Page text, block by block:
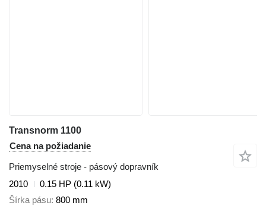
Transnorm 1100
Cena na požiadanie
Priemyselné stroje - pásový dopravník
2010
0.15 HP (0.11 kW)
Šírka pásu 800 mm